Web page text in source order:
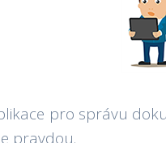
pro správu
pravdou.